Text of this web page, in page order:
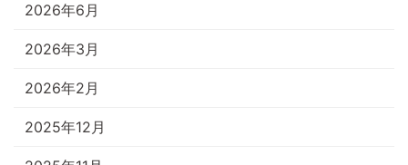
2026年6月
2026年3月
2026年2月
2025年12月